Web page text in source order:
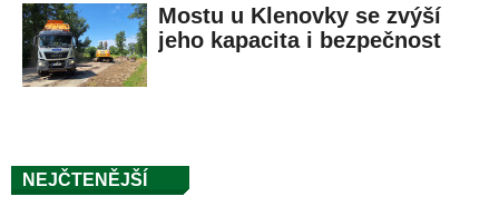
Mostu u Klenovky se zvýší
jeho kapacita i bezpečnost
NEJČTENĚJŠÍ